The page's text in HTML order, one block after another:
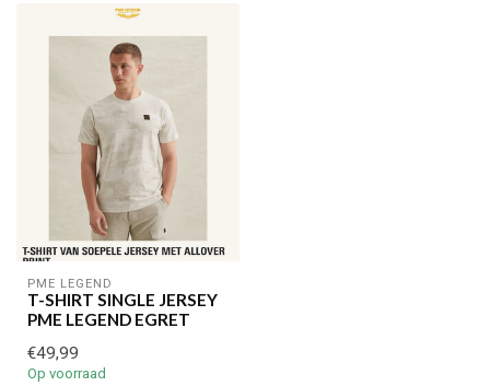
PME LEGEND
T-SHIRT SINGLE JERSEY
PME LEGEND EGRET
€49,99
Op voorraad
Je korting is geldig bij een minimale bestelwaarde van €45,00